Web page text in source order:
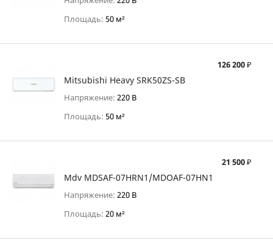
Площадь: 50 м²
Mitsubishi Heavy SRK50ZS-SB
Напряжение: 220 В
Площадь: 50 м²
126 200 ₽
Mdv MDSAF-07HRN1/MDOAF-07HN1
Напряжение: 220 В
Площадь: 20 м²
21 500 ₽